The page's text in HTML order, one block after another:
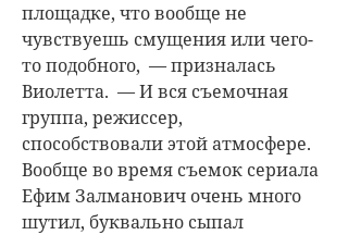
площадке, что вообще не
чувствуешь смущения или чего-
то подобного, — призналась
Виолетта. — И вся съемочная
группа, режиссер,
способствовали этой атмосфере.
Вообще во время съемок сериала
Ефим Залманович очень много
шутил, буквально сыпал